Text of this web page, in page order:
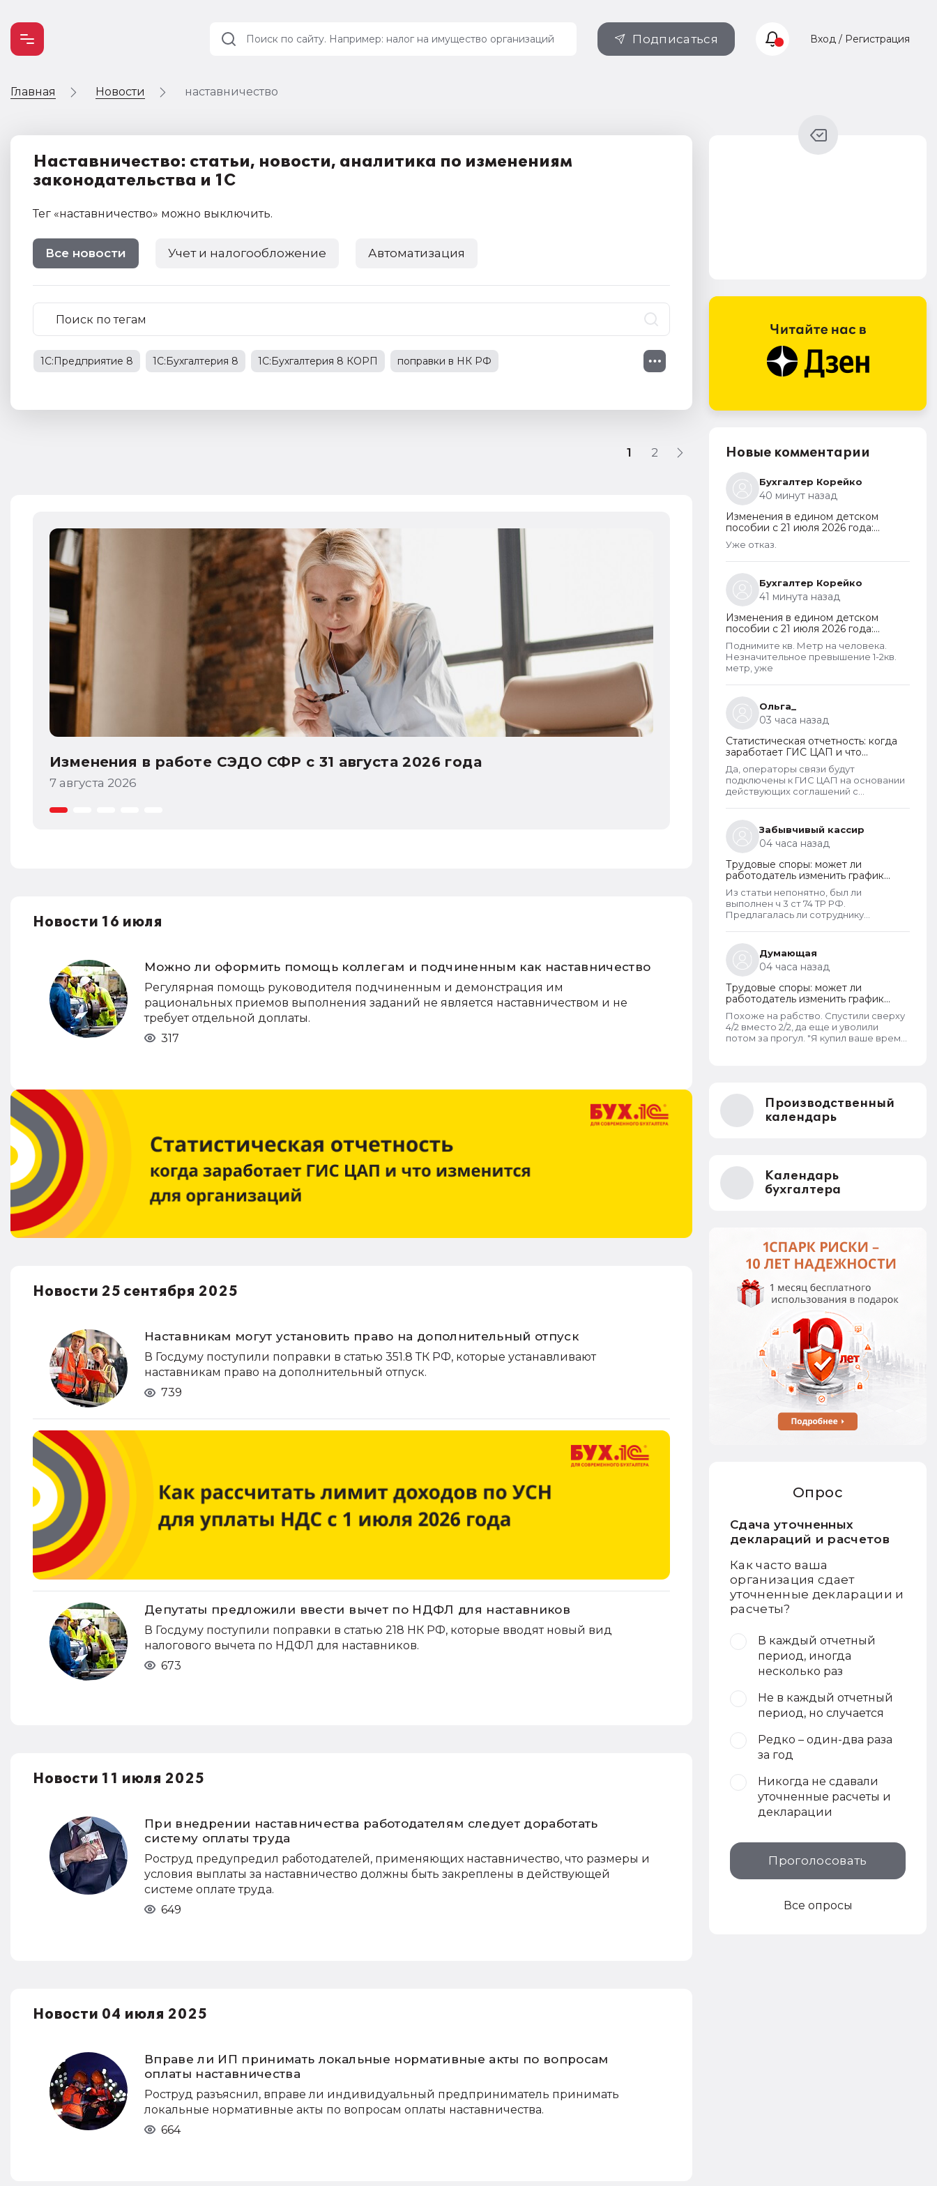
Подписаться Вход / Регистрация
Главная Новости наставничество
Наставничество: статьи, новости, аналитика по изменениям
законодательства и 1С
Тег «наставничество» можно выключить.
Все новости Учет и налогообложение Автоматизация
1С:Предприятие 8 1С:Бухгалтерия 8 1С:Бухгалтерия 8 КОРП поправки в НК РФ
1 2
Интересное в 1С:УНФ: 1С:Share
7 августа 2026
Самое новое в «1С:Бухгалтерии
Wildberries из файла
6 августа 2026
Новости 16 июля
Можно ли оформить помощь коллегам и подчиненным как наставничество
Регулярная помощь руководителя подчиненным и демонстрация им
рациональных приемов выполнения заданий не является наставничеством и не
требует отдельной доплаты.
317
Новости 25 сентября 2025
Наставникам могут установить право на дополнительный отпуск
В Госдуму поступили поправки в статью 351.8 ТК РФ, которые устанавливают
наставникам право на дополнительный отпуск.
739
Депутаты предложили ввести вычет по НДФЛ для наставников
В Госдуму поступили поправки в статью 218 НК РФ, которые вводят новый вид
налогового вычета по НДФЛ для наставников.
673
Новости 11 июля 2025
При внедрении наставничества работодателям следует доработать
систему оплаты труда
Роструд предупредил работодателей, применяющих наставничество, что размеры и
условия выплаты за наставничество должны быть закреплены в действующей
системе оплате труда.
649
Новости 04 июля 2025
Вправе ли ИП принимать локальные нормативные акты по вопросам
оплаты наставничества
Роструд разъяснил, вправе ли индивидуальный предприниматель принимать
локальные нормативные акты по вопросам оплаты наставничества.
664
Новые комментарии
Бухгалтер Корейко
40 минут назад
Изменения в едином детском
пособии с 21 июля 2026 года:
пересмотр правила нулевого
дохода и новый порядок
оформления пособий по месту
пребывания
Уже отказ.
Бухгалтер Корейко
41 минута назад
Изменения в едином детском
пособии с 21 июля 2026 года:
пересмотр правила нулевого
дохода и новый порядок
оформления пособий по месту
пребывания
Поднимите кв. Метр на человека.
Незначительное превышение 1-2кв.
метр, уже
Ольга_
03 часа назад
Статистическая отчетность: когда
заработает ГИС ЦАП и что
изменится для организаций
Да, операторы связи будут
подключены к ГИС ЦАП на основании
действующих соглашений с
а оператор будет их передавать в
ГИС ЦАП?
Забывчивый кассир
04 часа назад
Трудовые споры: может ли
работодатель изменить график
работы без согласия сотрудника
Из статьи непонятно, был ли
выполнен ч 3 ст 74 ТР РФ.
Предлагалась ли сотруднику
предлагалась, так как ее не было,
работодатель должен был
инициировать увольнение сотрудника
с выплатой всех положенных ему
компенсаций при таком виде
увольнения (не по собственному
желанию или соглашению сторон).
Думающая
04 часа назад
Трудовые споры: может ли
работодатель изменить график
работы без согласия сотрудника
Похоже на рабство. Спустили сверху
4/2 вместо 2/2, да еще и уволили
потом за прогул. "Я купил ваше время.
Производственный
календарь
Календарь
бухгалтера
Опрос
Сдача уточненных
деклараций и расчетов
Как часто ваша
организация сдает
уточненные декларации и
расчеты?
В каждый отчетный
период, иногда
несколько раз
Не в каждый отчетный
период, но случается
Редко – один-два раза
за год
Никогда не сдавали
уточненные расчеты и
декларации
Проголосовать
Все опросы
Учет и